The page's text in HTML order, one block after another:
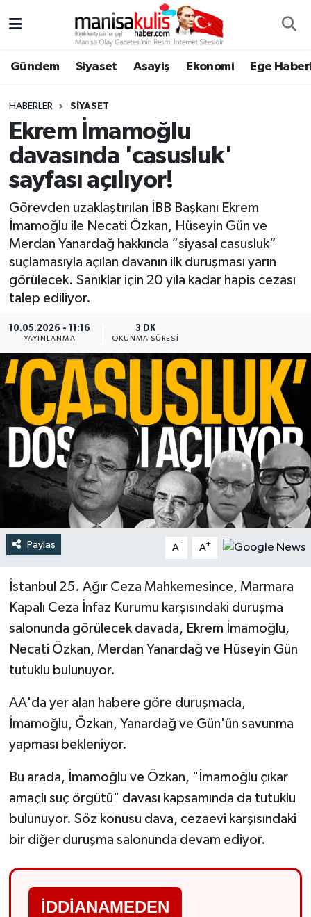
Gündem Siyaset Asayiş Ekonomi Ege
HABERLER SIYASET
Ekrem İmamoğlu
davasında 'casusluk'
sayfası açılıyor!
Görevden uzaklaştırılan İBB Başkanı Ekrem
İmamoğlu ile Necati Özkan, Hüseyin Gün ve
Merdan Yanardağ hakkında “siyasal casusluk”
suçlamasıyla açılan davanın ilk duruşması yarın
görülecek. Sanıklar için 20 yıla kadar hapis cezası
talep ediliyor.
10.05.2026 - 11:16
YAYINLANMA
3 DK
OKUNMA SÜRESI
Paylaş A- A+
İstanbul 25. Ağır Ceza Mahkemesince, Marmara
Kapalı Ceza İnfaz Kurumu karşısındaki duruşma
salonunda görülecek davada, Ekrem İmamoğlu,
Necati Özkan, Merdan Yanardağ ve Hüseyin Gün
tutuklu bulunuyor.
AA'da yer alan habere göre duruşmada,
İmamoğlu, Özkan, Yanardağ ve Gün'ün savunma
yapması bekleniyor.
Bu arada, İmamoğlu ve Özkan, "İmamoğlu çıkar
amaçlı suç örgütü" davası kapsamında da tutuklu
bulunuyor. Söz konusu dava, cezaevi karşısındaki
bir diğer duruşma salonunda devam ediyor.
İDDİANAMEDEN
Ege Haberleri
Ekonomi
Genel
Gündem
Resmi İlan
Siyaset
Spor
Türkiye
Yaşam
Yunusemre Hava Durumu
Yunusemre Trafik Yoğunluk Haritası
Süper Lig Puan Durumu ve Fikstür
Tüm Manşetler
Son Dakika Haberleri
Haber Arşivi